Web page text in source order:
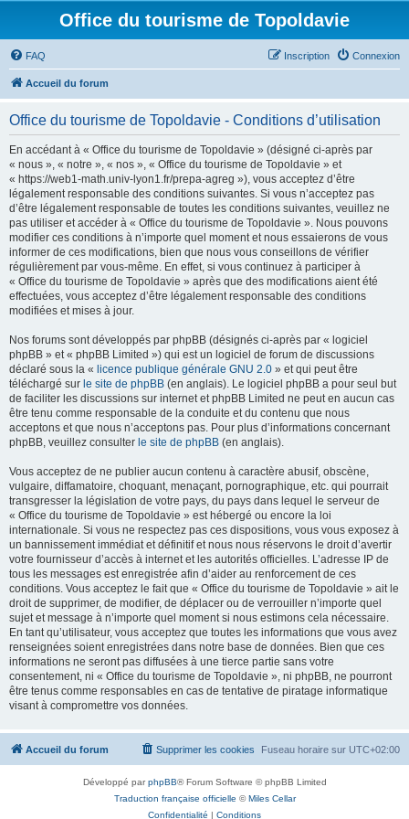
Office du tourisme de Topoldavie
FAQ Connexion
Inscription
Accueil du forum
Office du tourisme de Topoldavie - Conditions d’utilisation
En accédant à « Office du tourisme de Topoldavie » (désigné ci-après par
« nous », « notre », « nos », « Office du tourisme de Topoldavie » et
« https://web1-math.univ-lyon1.fr/prepa-agreg »), vous acceptez d’être
légalement responsable des conditions suivantes. Si vous n’acceptez pas
d’être légalement responsable de toutes les conditions suivantes, veuillez ne
pas utiliser et accéder à « Office du tourisme de Topoldavie ». Nous pouvons
modifier ces conditions à n’importe quel moment et nous essaierons de vous
informer de ces modifications, bien que nous vous conseillons de vérifier
régulièrement par vous-même. En effet, si vous continuez à participer à
« Office du tourisme de Topoldavie » après que des modifications aient été
effectuées, vous acceptez d’être légalement responsable des conditions
modifiées et mises à jour.
Nos forums sont développés par phpBB (désignés ci-après par « logiciel
phpBB » et « phpBB Limited ») qui est un logiciel de forum de discussions
déclaré sous la « licence publique générale GNU 2.0 » et qui peut être
téléchargé sur le site de phpBB (en anglais). Le logiciel phpBB a pour seul but
de faciliter les discussions sur internet et phpBB Limited ne peut en aucun cas
être tenu comme responsable de la conduite et du contenu que nous
acceptons et que nous n’acceptons pas. Pour plus d’informations concernant
phpBB, veuillez consulter le site de phpBB (en anglais).
Vous acceptez de ne publier aucun contenu à caractère abusif, obscène,
vulgaire, diffamatoire, choquant, menaçant, pornographique, etc. qui pourrait
transgresser la législation de votre pays, du pays dans lequel le serveur de
« Office du tourisme de Topoldavie » est hébergé ou encore la loi
internationale. Si vous ne respectez pas ces dispositions, vous vous exposez à
un bannissement immédiat et définitif et nous nous réservons le droit d’avertir
votre fournisseur d’accès à internet et les autorités officielles. L’adresse IP de
tous les messages est enregistrée afin d’aider au renforcement de ces
conditions. Vous acceptez le fait que « Office du tourisme de Topoldavie » ait le
droit de supprimer, de modifier, de déplacer ou de verrouiller n’importe quel
sujet et message à n’importe quel moment si nous estimons cela nécessaire.
En tant qu’utilisateur, vous acceptez que toutes les informations que vous avez
renseignées soient enregistrées dans notre base de données. Bien que ces
informations ne seront pas diffusées à une tierce partie sans votre
consentement, ni « Office du tourisme de Topoldavie », ni phpBB, ne pourront
être tenus comme responsables en cas de tentative de piratage informatique
visant à compromettre vos données.
Accueil du forum Fuseau horaire sur UTC+02:00
Supprimer les cookies
Développé parphpBB® Forum Software © phpBB Limited
Traduction française officielle ©Miles Cellar
Confidentialité | Conditions